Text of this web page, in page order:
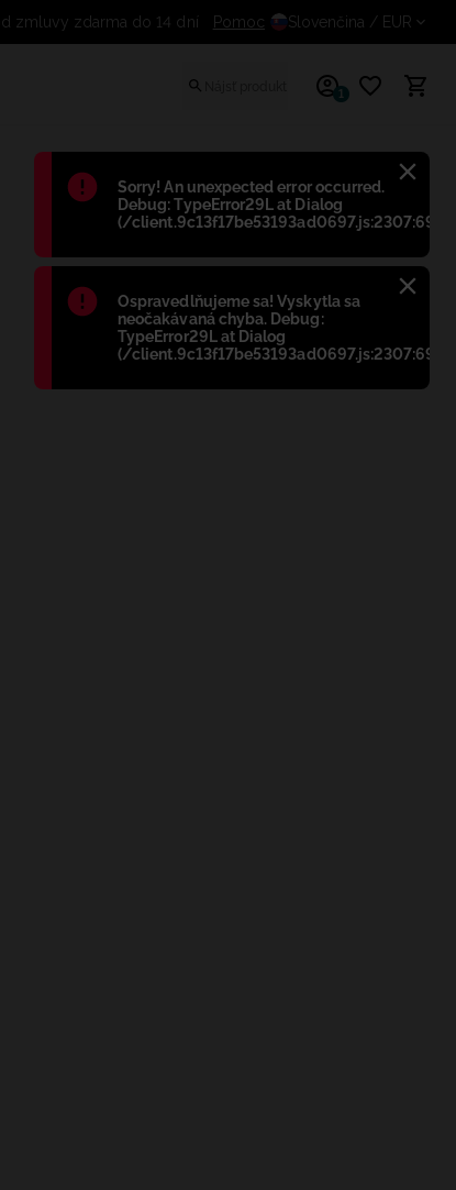
Błąd:
Sorry! An unexpected error occurred.
Debug: TypeError29L at Dialog
(/client.9c13f17be53193ad0697.js:2307:698)
Błąd:
Ospravedlňujeme sa! Vyskytla sa
neočakávaná chyba. Debug:
TypeError29L at Dialog
(/client.9c13f17be53193ad0697.js:2307:698)
Odstúpenie od zmluvy zdarma do 14 dní
Pomoc Slovenčina / EUR
1